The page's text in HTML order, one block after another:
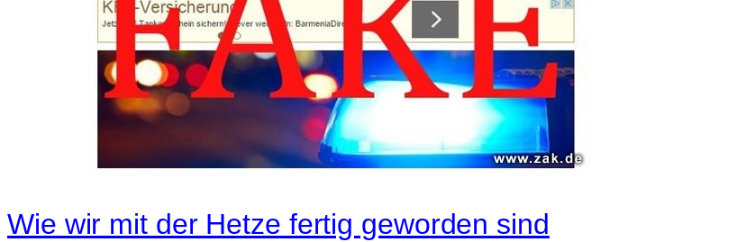
Wie wir mit der Hetze fertig geworden sind